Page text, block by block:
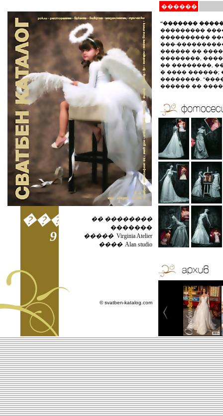
����
9
�� ��������
�������
�����Virginia Atelier
���� Alan studio
© svatben-katalog.com
������
“�������
���������
����������
���-
������ ��
��������,
�� ��������,
� ���� ������;
��������.
������ ��